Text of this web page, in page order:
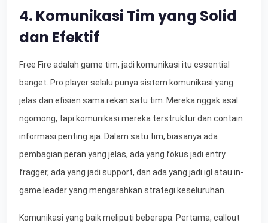
4. Komunikasi Tim yang Solid
dan Efektif
Free Fire adalah game tim, jadi komunikasi itu essential
banget. Pro player selalu punya sistem komunikasi yang
jelas dan efisien sama rekan satu tim. Mereka nggak asal
ngomong, tapi komunikasi mereka terstruktur dan contain
informasi penting aja. Dalam satu tim, biasanya ada
pembagian peran yang jelas, ada yang fokus jadi entry
fragger, ada yang jadi support, dan ada yang jadi igl atau in-
game leader yang mengarahkan strategi keseluruhan.
Komunikasi yang baik meliputi beberapa. Pertama, callout